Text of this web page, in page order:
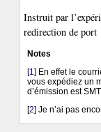
Instruit par
redirection de port
Notes
[1] En effet le
vous expédiez un
d’émission est
[2] Je n’ai pas